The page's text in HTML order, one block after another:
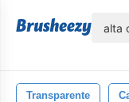
Transparente